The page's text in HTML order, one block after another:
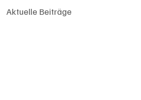
Aktuelle Beiträge